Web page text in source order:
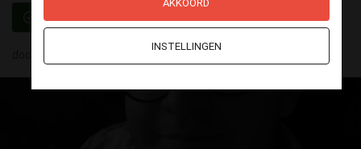
AKKOORD
INSTELLINGEN
Geverifieerd
(25) op 01 augustus - 04:56